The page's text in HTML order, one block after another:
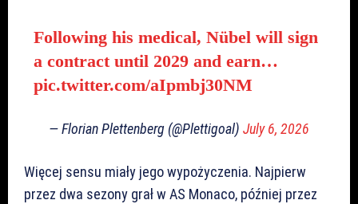
Following his medical, Nübel will sign
a contract until 2029 and earn…
pic.twitter.com/aIpmbj30NM
— Florian Plettenberg (@Plettigoal) July 6, 2026
Więcej sensu miały jego wypożyczenia. Najpierw
przez dwa sezony grał w AS Monaco, później przez